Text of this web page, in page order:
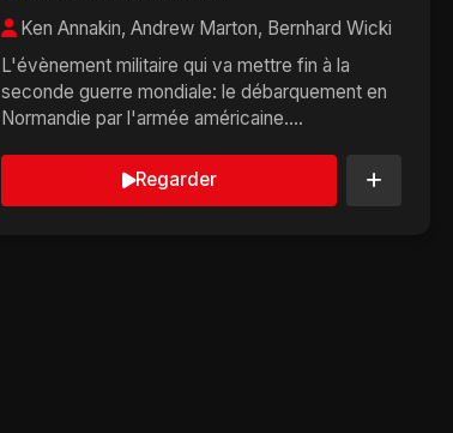
Ken Annakin, Andrew Marton, Bernhard Wicki
L'évènement militaire qui va mettre fin à la
seconde guerre mondiale: le débarquement en
Normandie par l'armée américaine....
Regarder